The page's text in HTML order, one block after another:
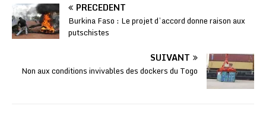
PRÉCÉDENT
Burkina Faso : Le projet d’accord donne raison aux
putschistes
SUIVANT
Non aux conditions invivables des dockers du Togo